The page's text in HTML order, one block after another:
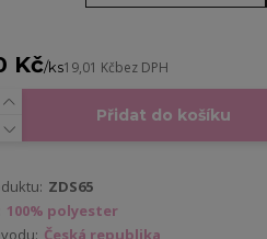
Kč/ks19,01 Kčbez DPH
Přidat do košíku
ZDS65
100% polyester
Česká republika